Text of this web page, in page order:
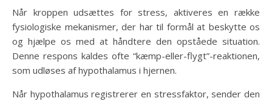
Når kroppen udsættes for stress, aktiveres en række
fysiologiske mekanismer, der har til formål at beskytte os
og hjælpe os med at håndtere den opståede situation.
Denne respons kaldes ofte “kæmp-eller-flygt”-reaktionen,
som udløses af hypothalamus i hjernen.
Når hypothalamus registrerer en stressfaktor, sender den